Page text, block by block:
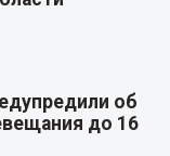
об
до 16